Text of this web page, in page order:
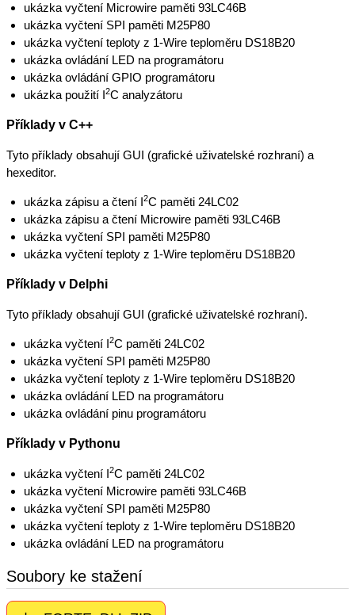
ukázka vyčtení Microwire paměti 93LC46B
ukázka vyčtení SPI paměti M25P80
ukázka vyčtení teploty z 1-Wire teploměru DS18B20
ukázka ovládání LED na programátoru
ukázka ovládání GPIO programátoru
ukázka použití I2C analyzátoru
Příklady v C++
Tyto příklady obsahují GUI (grafické uživatelské rozhraní) a
hexeditor.
ukázka zápisu a čtení I2C paměti 24LC02
ukázka zápisu a čtení Microwire paměti 93LC46B
ukázka vyčtení SPI paměti M25P80
ukázka vyčtení teploty z 1-Wire teploměru DS18B20
Příklady v Delphi
Tyto příklady obsahují GUI (grafické uživatelské rozhraní).
ukázka vyčtení I2C paměti 24LC02
ukázka vyčtení SPI paměti M25P80
ukázka vyčtení teploty z 1-Wire teploměru DS18B20
ukázka ovládání LED na programátoru
ukázka ovládání pinu programátoru
Příklady v Pythonu
ukázka vyčtení I2C paměti 24LC02
ukázka vyčtení Microwire paměti 93LC46B
ukázka vyčtení SPI paměti M25P80
ukázka vyčtení teploty z 1-Wire teploměru DS18B20
ukázka ovládání LED na programátoru
Soubory ke stažení